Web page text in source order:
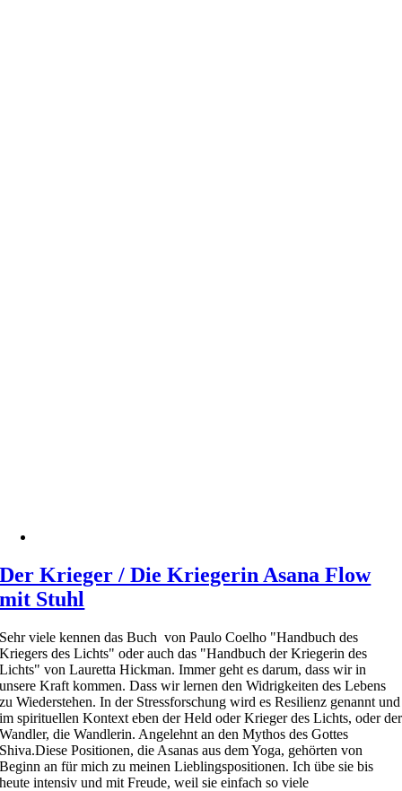
Der Krieger / Die Kriegerin Asana Flow
mit Stuhl
Sehr viele kennen das Buch von Paulo Coelho "Handbuch des
Kriegers des Lichts" oder auch das "Handbuch der Kriegerin des
Lichts" von Lauretta Hickman. Immer geht es darum, dass wir in
unsere Kraft kommen. Dass wir lernen den Widrigkeiten des Lebens
zu Wiederstehen. In der Stressforschung wird es Resilienz genannt und
im spirituellen Kontext eben der Held oder Krieger des Lichts, oder der
Wandler, die Wandlerin. Angelehnt an den Mythos des Gottes
Shiva.Diese Positionen, die Asanas aus dem Yoga, gehörten von
Beginn an für mich zu meinen Lieblingspositionen. Ich übe sie bis
heute intensiv und mit Freude, weil sie einfach so viele